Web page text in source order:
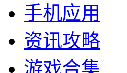
手机应用
资讯攻略
游戏合集